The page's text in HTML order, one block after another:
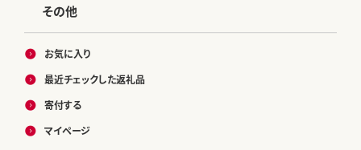
その他
お気に入り
最近チェックした返礼品
寄付する
マイページ